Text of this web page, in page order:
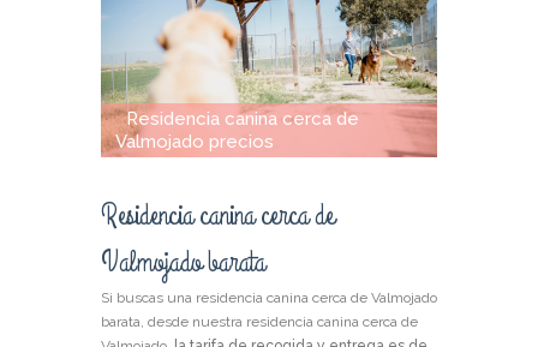
Residencia canina cerca de
Valmojado precios
Residencia canina cerca de
Valmojado barata
Si buscas una residencia canina cerca de Valmojado
barata, desde nuestra residencia canina cerca de